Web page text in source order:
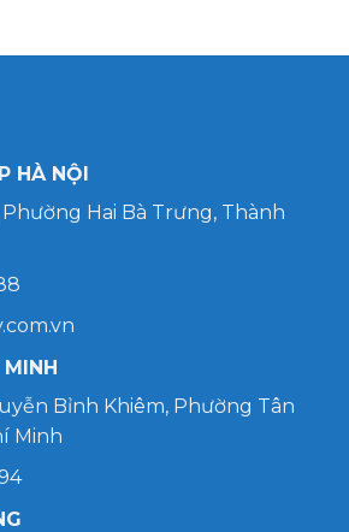
HÀ NỘI
Phường Hai Bà Trưng, Thành
Bỉnh Khiêm, Phường Tân
Minh